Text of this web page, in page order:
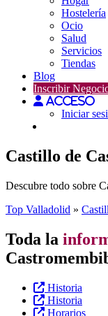
Hostelería
Ocio
Salud
Servicios
Tiendas
Blog
Inscribir
Acceso
Iniciar
Castillo de
Descubre todo sobre
Top Valladolid »
Toda la
Historia
Historia
Horarios